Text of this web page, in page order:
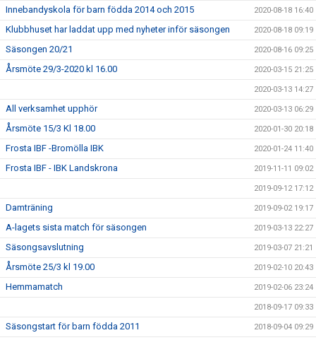
Innebandyskola för barn födda 2014 och 2015 2020-08-18 16:40
Klubbhuset har laddat upp med nyheter inför säsongen 2020-08-18 09:19
Säsongen 20/21 2020-08-16 09:25
Årsmöte 29/3-2020 kl 16.00 2020-03-15 21:25
2020-03-13 14:27
All verksamhet upphör 2020-03-13 06:29
Årsmöte 15/3 Kl 18.00 2020-01-30 20:18
Frosta IBF -Bromölla IBK 2020-01-24 11:40
Frosta IBF - IBK Landskrona 2019-11-11 09:02
2019-09-12 17:12
Damträning 2019-09-02 19:17
A-lagets sista match för säsongen 2019-03-13 22:27
Säsongsavslutning 2019-03-07 21:21
Årsmöte 25/3 kl 19.00 2019-02-10 20:43
Hemmamatch 2019-02-06 23:24
2018-09-17 09:33
Säsongstart för barn födda 2011 2018-09-04 09:29